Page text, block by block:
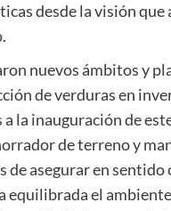
desde la visión que
nuevos ámbitos y
de verduras en
a la inauguración de
de terreno y
de asegurar en
equilibrada el